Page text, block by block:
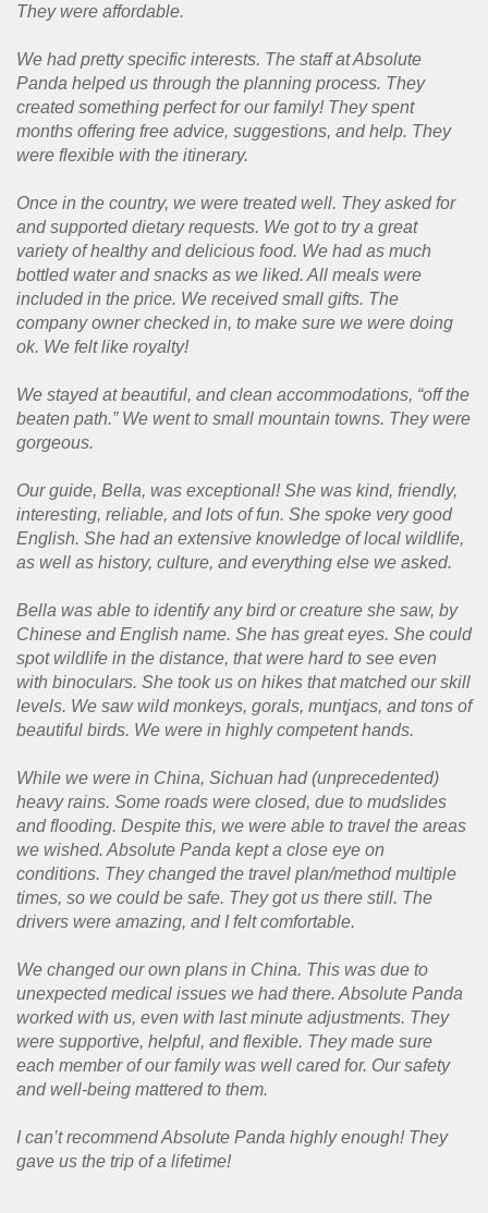
They were affordable.
We had pretty specific interests. The staff at Absolute
Panda helped us through the planning process. They
created something perfect for our family! They spent
months offering free advice, suggestions, and help. They
were flexible with the itinerary.
Once in the country, we were treated well. They asked for
and supported dietary requests. We got to try a great
variety of healthy and delicious food. We had as much
bottled water and snacks as we liked. All meals were
included in the price. We received small gifts. The
company owner checked in, to make sure we were doing
ok. We felt like royalty!
We stayed at beautiful, and clean accommodations, “off the
beaten path.” We went to small mountain towns. They were
gorgeous.
Our guide, Bella, was exceptional! She was kind, friendly,
interesting, reliable, and lots of fun. She spoke very good
English. She had an extensive knowledge of local wildlife,
as well as history, culture, and everything else we asked.
Bella was able to identify any bird or creature she saw, by
Chinese and English name. She has great eyes. She could
spot wildlife in the distance, that were hard to see even
with binoculars. She took us on hikes that matched our skill
levels. We saw wild monkeys, gorals, muntjacs, and tons of
beautiful birds. We were in highly competent hands.
While we were in China, Sichuan had (unprecedented)
heavy rains. Some roads were closed, due to mudslides
and flooding. Despite this, we were able to travel the areas
we wished. Absolute Panda kept a close eye on
conditions. They changed the travel plan/method multiple
times, so we could be safe. They got us there still. The
drivers were amazing, and I felt comfortable.
We changed our own plans in China. This was due to
unexpected medical issues we had there. Absolute Panda
worked with us, even with last minute adjustments. They
were supportive, helpful, and flexible. They made sure
each member of our family was well cared for. Our safety
and well-being mattered to them.
I can’t recommend Absolute Panda highly enough! They
gave us the trip of a lifetime!